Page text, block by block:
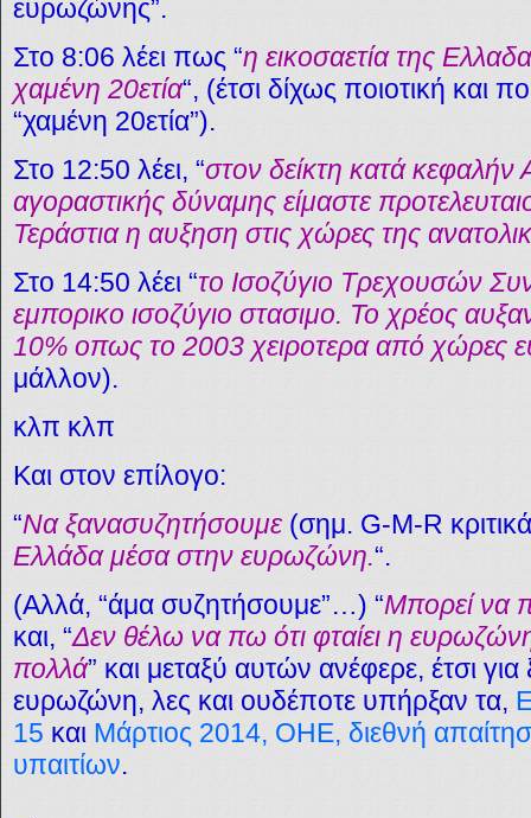
ευρωζώνης”.
Στο 8:06 λέει πως “η εικοσαετία της
χαμένη 20ετία“, (έτσι δίχως ποιοτική και
“χαμένη 20ετία”).
Στο 12:50 λέει, “στον δείκτη κατά
αγοραστικής δύναμης είμαστε
Τεράστια η αυξηση στις χώρες της
Στο 14:50 λέει “το Ισοζύγιο Τρεχουσών
εμπορικο ισοζύγιο στασιμο. Το χρέος
10% οπως το 2003 χειροτερα από χώρες
μάλλον).
κλπ κλπ
Και στον επίλογο:
“Να ξανασυζητήσουμε (σημ. G-M-R
Ελλάδαμέσαστην ευρωζώνη.“.
(Αλλά, “άμα συζητήσουμε”…) “Μπορεί να
και, “Δεν θέλω να πω ότι φταίει η
πολλά” και μεταξύ αυτών ανέφερε, έτσι
ευρωζώνη, λες και ουδέποτε υπήρξαν τα,
15 και Μάρτιος 2014, ΟΗΕ, διεθνή
υπαιτίων.